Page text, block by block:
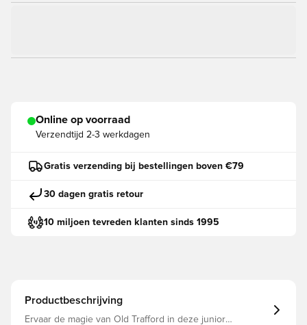
Online op voorraad
Verzendtijd 2-3 werkdagen
Gratis verzending bij bestellingen boven €79
30 dagen gratis retour
10 miljoen tevreden klanten sinds 1995
Productbeschrijving
Ervaar de magie van Old Trafford in deze junior